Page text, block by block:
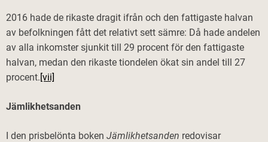
2016 hade de rikaste dragit ifrån och den fattigaste halvan
av befolkningen fått det relativt sett sämre: Då hade andelen
av alla inkomster sjunkit till 29 procent för den fattigaste
halvan, medan den rikaste tiondelen ökat sin andel till 27
procent.[vii]
Jämlikhetsanden
I den prisbelönta boken Jämlikhetsanden redovisar